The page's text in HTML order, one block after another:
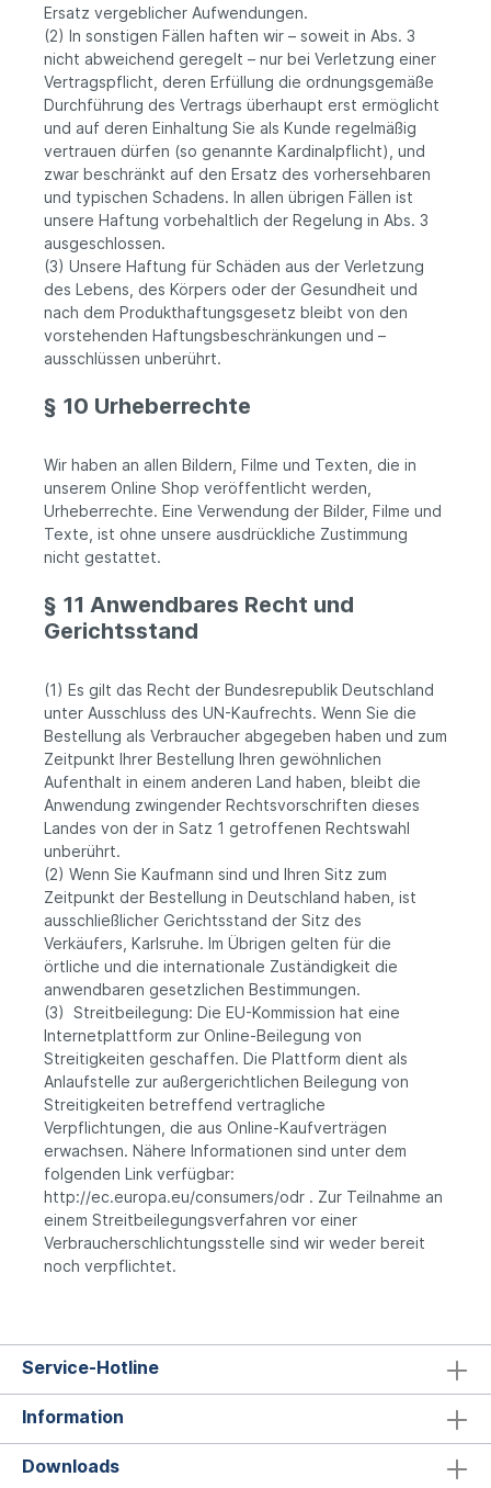
Ersatz vergeblicher Aufwendungen.
(2) In sonstigen Fällen haften wir – soweit in Abs. 3
nicht abweichend geregelt – nur bei Verletzung einer
Vertragspflicht, deren Erfüllung die ordnungsgemäße
Durchführung des Vertrags überhaupt erst ermöglicht
und auf deren Einhaltung Sie als Kunde regelmäßig
vertrauen dürfen (so genannte Kardinalpflicht), und
zwar beschränkt auf den Ersatz des vorhersehbaren
und typischen Schadens. In allen übrigen Fällen ist
unsere Haftung vorbehaltlich der Regelung in Abs. 3
ausgeschlossen.
(3) Unsere Haftung für Schäden aus der Verletzung
des Lebens, des Körpers oder der Gesundheit und
nach dem Produkthaftungsgesetz bleibt von den
vorstehenden Haftungsbeschränkungen und –
ausschlüssen unberührt.
§ 10 Urheberrechte
Wir haben an allen Bildern, Filme und Texten, die in
unserem Online Shop veröffentlicht werden,
Urheberrechte. Eine Verwendung der Bilder, Filme und
Texte, ist ohne unsere ausdrückliche Zustimmung
nicht gestattet.
§ 11 Anwendbares Recht und
Gerichtsstand
(1) Es gilt das Recht der Bundesrepublik Deutschland
unter Ausschluss des UN-Kaufrechts. Wenn Sie die
Bestellung als Verbraucher abgegeben haben und zum
Zeitpunkt Ihrer Bestellung Ihren gewöhnlichen
Aufenthalt in einem anderen Land haben, bleibt die
Anwendung zwingender Rechtsvorschriften dieses
Landes von der in Satz 1 getroffenen Rechtswahl
unberührt.
(2) Wenn Sie Kaufmann sind und Ihren Sitz zum
Zeitpunkt der Bestellung in Deutschland haben, ist
ausschließlicher Gerichtsstand der Sitz des
Verkäufers, Karlsruhe. Im Übrigen gelten für die
örtliche und die internationale Zuständigkeit die
anwendbaren gesetzlichen Bestimmungen.
(3) Streitbeilegung: Die EU-Kommission hat eine
Internetplattform zur Online-Beilegung von
Streitigkeiten geschaffen. Die Plattform dient als
Anlaufstelle zur außergerichtlichen Beilegung von
Streitigkeiten betreffend vertragliche
Verpflichtungen, die aus Online-Kaufverträgen
erwachsen. Nähere Informationen sind unter dem
folgenden Link verfügbar:
http://ec.europa.eu/consumers/odr . Zur Teilnahme an
einem Streitbeilegungsverfahren vor einer
Verbraucherschlichtungsstelle sind wir weder bereit
noch verpflichtet.
Service-Hotline
Information
Downloads